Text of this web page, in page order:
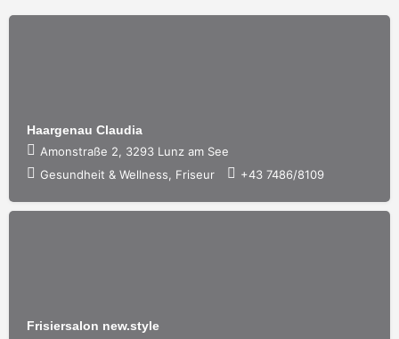
Haargenau Claudia
Amonstraße 2, 3293 Lunz am See
Gesundheit & Wellness, Friseur
+43 7486/8109
Frisiersalon new.style